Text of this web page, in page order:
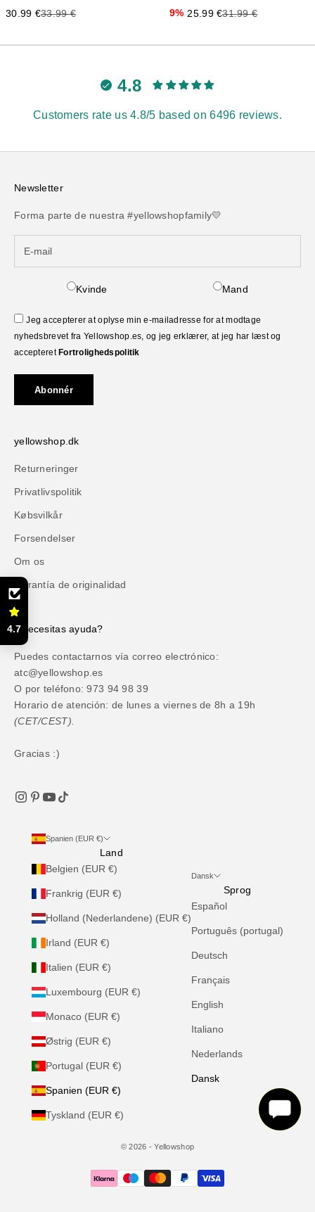
Precio de oferta
30.99 €Precio anterior
33.99 € 9% Precio de oferta
25.99 €Precio anterior
31.99 €
4.8
Customers rate us 4.8/5 based on 6496 reviews.
Newsletter
Forma parte de nuestra #yellowshopfamily💛
Kvinde Mand
Jeg accepterer at oplyse min e-mailadresse for at modtage
nyhedsbrevet fra Yellowshop.es, og jeg erklærer, at jeg har læst og
accepteret Fortrolighedspolitik
Abonnér
yellowshop.dk
Returneringer
Privatlivspolitik
Købsvilkår
Forsendelser
Om os
Garantía de originalidad
¿Necesitas ayuda?
Puedes contactarnos vía correo electrónico:
atc@yellowshop.es
O por teléfono: 973 94 98 39
Horario de atención: de lunes a viernes de 8h a 19h
(CET/CEST).
Gracias :)
Spanien (EUR €)
Land
Belgien (EUR €)
Frankrig (EUR €)
Holland (Nederlandene) (EUR €)
Irland (EUR €)
Italien (EUR €)
Luxembourg (EUR €)
Monaco (EUR €)
Østrig (EUR €)
Portugal (EUR €)
Spanien (EUR €)
Tyskland (EUR €)
Dansk
Sprog
Español
Português (portugal)
Deutsch
Français
English
Italiano
Nederlands
Dansk
© 2026 - Yellowshop
4.7